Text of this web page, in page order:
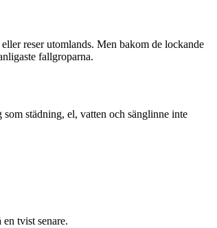
reser utomlands. Men bakom de lockande
fallgroparna.
städning, el, vatten och sänglinne inte
tvist senare.